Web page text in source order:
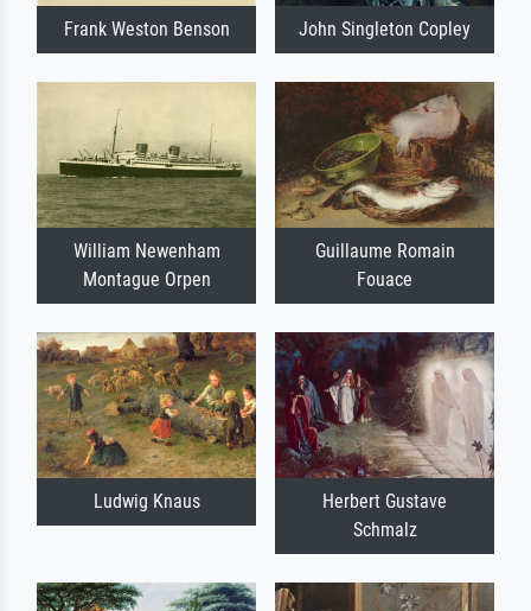
Frank Weston Benson John Singleton Copley
William Newenham
Montague Orpen
Guillaume Romain
Fouace
Ludwig Knaus
Herbert Gustave
Schmalz